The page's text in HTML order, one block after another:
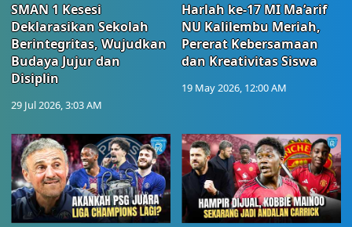
SMAN 1 Kesesi
Deklarasikan Sekolah
Berintegritas, Wujudkan
Budaya Jujur dan
Disiplin
29 Jul 2026, 3:03 AM
Harlah ke-17 MI Ma’arif
NU Kalilembu Meriah,
Pererat Kebersamaan
dan Kreativitas Siswa
19 May 2026, 12:00 AM